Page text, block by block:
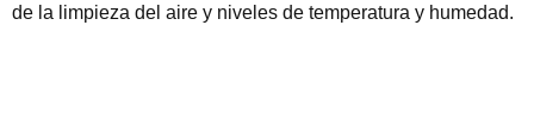
de la limpieza del aire y niveles de temperatura y humedad.